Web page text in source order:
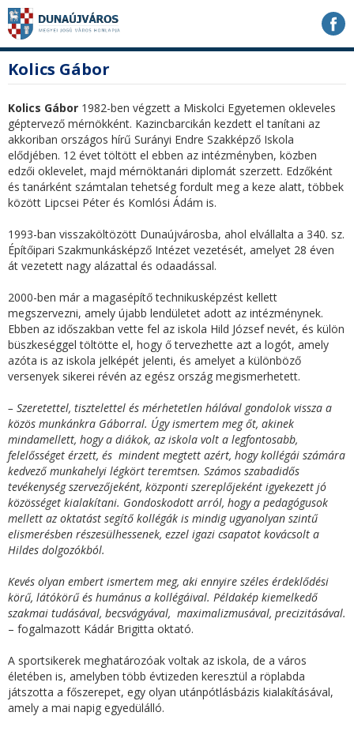
Ugrás
tartalomhoz
Ugrás
navigációhoz
Ugrás
kereséshez
a
honlapon
tartalom
Kolics Gábor
Kolics Gábor 1982-ben végzett a Miskolci Egyetemen okleveles
géptervező mérnökként. Kazincbarcikán kezdett el tanítani az
akkoriban országos hírű Surányi Endre Szakképző Iskola
elődjében. 12 évet töltött el ebben az intézményben, közben
edzői oklevelet, majd mérnöktanári diplomát szerzett. Edzőként
és tanárként számtalan tehetség fordult meg a keze alatt, többek
között Lipcsei Péter és Komlósi Ádám is.
1993-ban visszaköltözött Dunaújvárosba, ahol elvállalta a 340. sz.
Építőipari Szakmunkásképző Intézet vezetését, amelyet 28 éven
át vezetett nagy alázattal és odaadással.
2000-ben már a magasépítő technikusképzést kellett
megszervezni, amely újabb lendületet adott az intézménynek.
Ebben az időszakban vette fel az iskola Hild József nevét, és külön
büszkeséggel töltötte el, hogy ő tervezhette azt a logót, amely
azóta is az iskola jelképét jelenti, és amelyet a különböző
versenyek sikerei révén az egész ország megismerhetett.
– Szeretettel, tisztelettel és mérhetetlen hálával gondolok vissza a
közös munkánkra Gáborral. Úgy ismertem meg őt, akinek
mindamellett, hogy a diákok, az iskola volt a legfontosabb,
felelősséget érzett, és mindent megtett azért, hogy kollégái számára
kedvező munkahelyi légkört teremtsen. Számos szabadidős
tevékenység szervezőjeként, központi szereplőjeként igyekezett jó
közösséget kialakítani. Gondoskodott arról, hogy a pedagógusok
mellett az oktatást segítő kollégák is mindig ugyanolyan szintű
elismerésben részesülhessenek, ezzel igazi csapatot kovácsolt a
Hildes dolgozókból.
Kevés olyan embert ismertem meg, aki ennyire széles érdeklődési
körű, látókörű és humánus a kollégáival. Példakép kiemelkedő
szakmai tudásával, becsvágyával, maximalizmusával, precizitásával.
– fogalmazott Kádár Brigitta oktató.
A sportsikerek meghatározóak voltak az iskola, de a város
életében is, amelyben több évtizeden keresztül a röplabda
játszotta a főszerepet, egy olyan utánpótlásbázis kialakításával,
amely a mai napig egyedülálló.